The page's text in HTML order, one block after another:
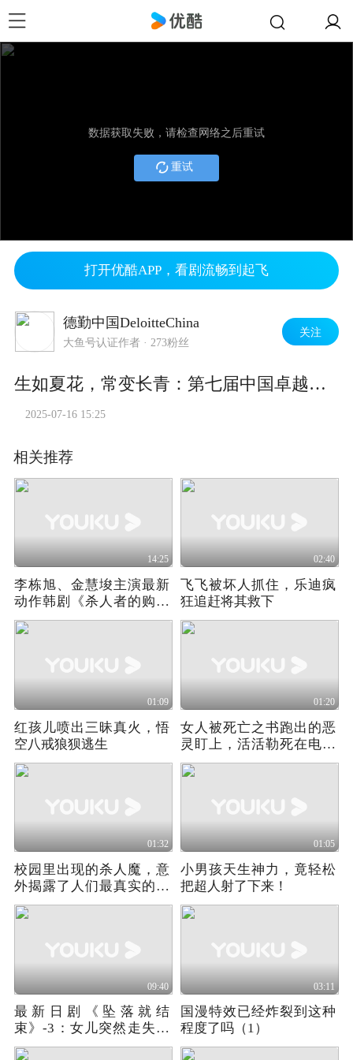
数据获取失败，请检查网络之后重试
重试
打开优酷APP，看剧流畅到起飞
德勤中国DeloitteChina
大鱼号认证作者 · 273粉丝
关注
生如夏花，常变长青：第七届中国卓越管理公司榜单揭晓
2025-07-16 15:25
相关推荐
14:25
李栋旭、金慧埈主演最新
动作韩剧《杀人者的购物
中心2》-1
02:40
飞飞被坏人抓住，乐迪疯
狂追赶将其救下
01:09
红孩儿喷出三昧真火，悟
空八戒狼狈逃生
01:20
女人被死亡之书跑出的恶
灵盯上，活活勒死在电梯
中
01:32
校园里出现的杀人魔，意
外揭露了人们最真实的本
性
01:05
小男孩天生神力，竟轻松
把超人射了下来！
09:40
最新日剧《坠落就结
束》-3：女儿突然走失，
竟是顶层贵妇的精心圈套
03:11
国漫特效已经炸裂到这种
程度了吗（1）